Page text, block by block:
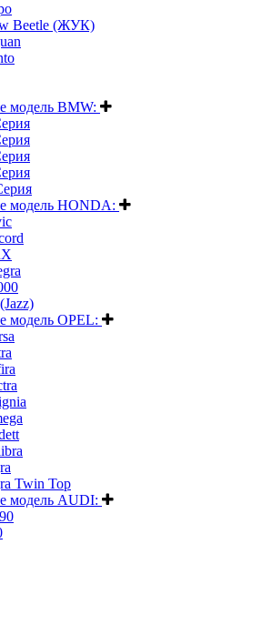
Beetle (ЖУК)
модель BMW:
модель HONDA:
модель OPEL:
Twin Top
модель AUDI: